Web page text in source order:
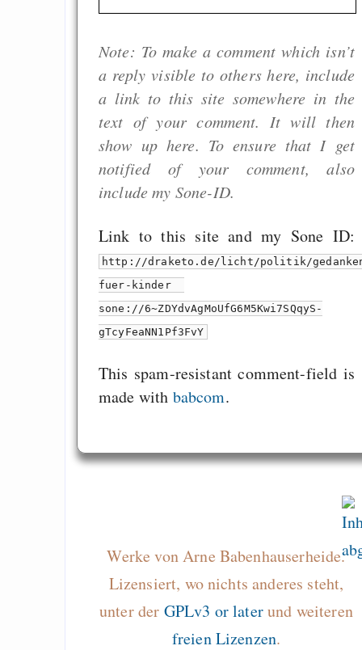
Note: To make a comment which isn’t
a reply visible to others here, include
a link to this site somewhere in the
text of your comment. It will then
show up here. To ensure that I get
notified of your comment, also
include my Sone-ID.
Link to this site and my Sone ID:
http://draketo.de/licht/politik/
fuer-kinder
sone://6~ZDYdvAgMoUfG6M5Kwi7SQqyS-
gTcyFeaNN1Pf3FvY
This spam-resistant comment-field is
made with babcom.
Werke von Arne Babenhauserheide.
Lizensiert, wo nichts anderes steht,
unter der GPLv3 or laterund weiteren
freien Lizenzen.
Welt